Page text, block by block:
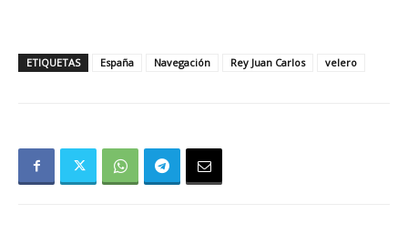
ETIQUETAS España Navegación Rey Juan Carlos velero